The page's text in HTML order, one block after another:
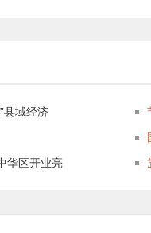
县域经济
华区开业亮